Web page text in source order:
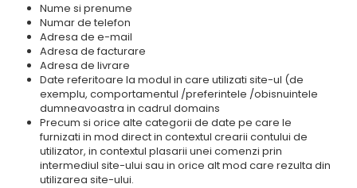
Nume si prenume
Numar de telefon
Adresa de e-mail
Adresa de facturare
Adresa de livrare
Date referitoare la modul in care utilizati site-ul (de
exemplu, comportamentul /preferintele /obisnuintele
dumneavoastra in cadrul domains
Precum si orice alte categorii de date pe care le
furnizati in mod direct in contextul crearii contului de
utilizator, in contextul plasarii unei comenzi prin
intermediul site-ului sau in orice alt mod care rezulta din
utilizarea site-ului.